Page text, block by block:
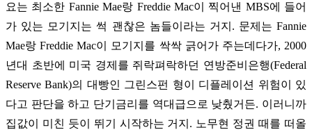
요는 최소한 Fannie Mae랑 Freddie Mac이 찍어낸 MBS에 들어
가 있는 모기지는 썩 괜찮은 놈들이라는 거지. 문제는 Fannie
Mae랑 Freddie Mac이 모기지를 싹싹 긁어가 주는데다가, 2000
년대 초반에 미국 경제를 쥐락펴락하던 연방준비은행(Federal
Reserve Bank)의 대빵인 그린스펀 형이 디플레이션 위험이 있
다고 판단을 하고 단기금리를 역대급으로 낮췄거든. 이러니까
집값이 미친 듯이 뛰기 시작하는 거지. 노무현 정권 때를 떠올